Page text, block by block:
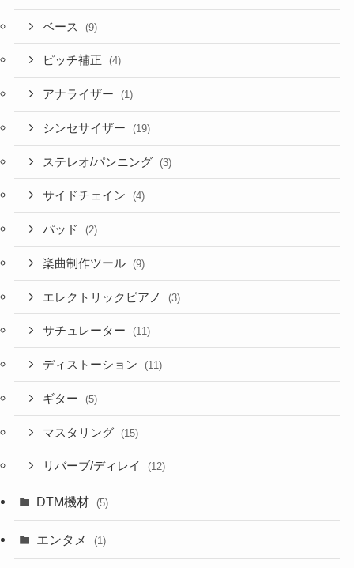
ベース (9)
ピッチ補正 (4)
アナライザー (1)
シンセサイザー (19)
ステレオ/パンニング (3)
サイドチェイン (4)
パッド (2)
楽曲制作ツール (9)
エレクトリックピアノ (3)
サチュレーター (11)
ディストーション (11)
ギター (5)
マスタリング (15)
リバーブ/ディレイ (12)
DTM機材 (5)
エンタメ (1)